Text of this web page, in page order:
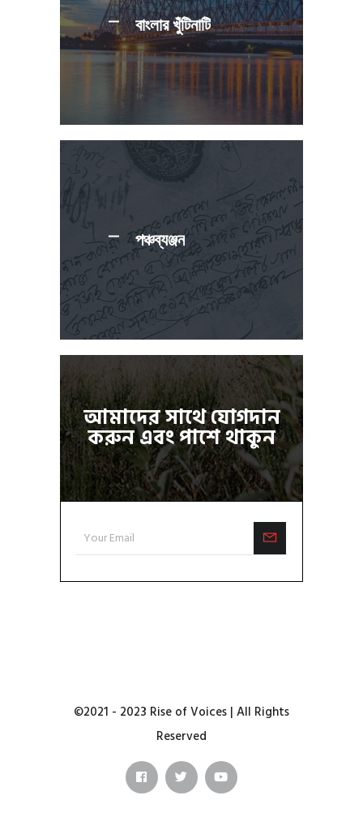
বাংলার খুঁটিনাটি
পঞ্চব্যঞ্জন
আমাদের সাথে যোগদান
করুন এবং পাশে থাকুন
©2021 - 2023 Rise of Voices | All Rights
Reserved